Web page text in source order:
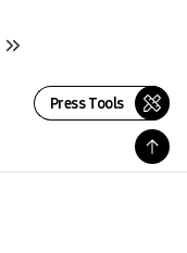
Press Tools